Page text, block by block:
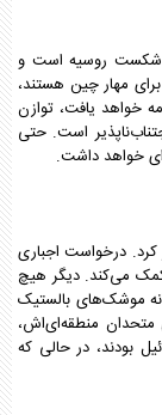
شکست روسیه است و
مهار چین هستند،
خواهد یافت، توازن
است. حتی
خواهد داشت.
کرد. درخواست اجباری
کمک می‌کند. دیگر هیچ
موشک‌های بالستیک
متحدان منطقه‌ای‌اش،
بودند، در حالی که